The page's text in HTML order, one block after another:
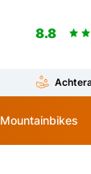
8.8
Mountainbikes